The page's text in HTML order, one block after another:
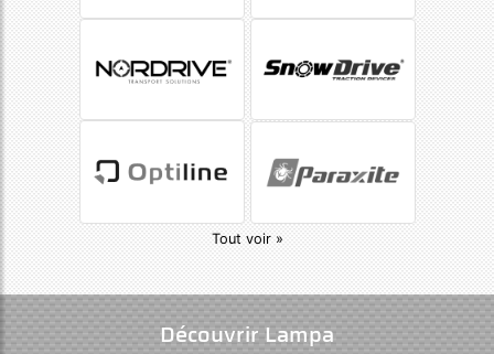
Tout voir »
Découvrir Lampa